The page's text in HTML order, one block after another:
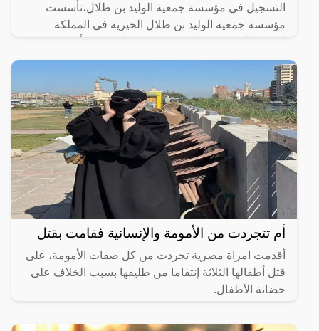
التسجيل في مؤسسة جمعية الوليد بن طلال،تأسست
مؤسسة جمعية الوليد بن طلال الخيرية في المملكة
المؤسسات الخيرية في
أم تتجردت من الأمومة والإنسانية فقامت بقتل
أقدمت امراة مصرية تجردت من كل صفات الأمومة، على
قتل أطفالها الثلاثة إنتقاما من طليقها بسبب الخلاف على
حضانة الأطفال.